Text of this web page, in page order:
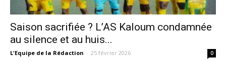
Saison sacrifiée ? L’AS Kaloum condamnée
au silence et au huis...
L'Equipe de la Rédaction - 25 février 2026 0